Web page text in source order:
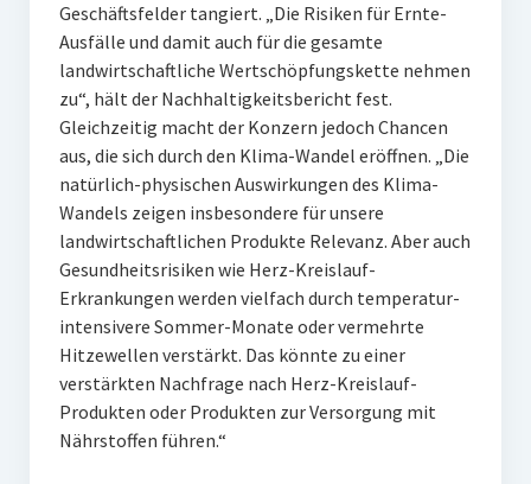
Geschäftsfelder tangiert. „Die Risiken für Ernte-
Ausfälle und damit auch für die gesamte
landwirtschaftliche Wertschöpfungskette nehmen
zu“, hält der Nachhaltigkeitsbericht fest.
Gleichzeitig macht der Konzern jedoch Chancen
aus, die sich durch den Klima-Wandel eröffnen. „Die
natürlich-physischen Auswirkungen des Klima-
Wandels zeigen insbesondere für unsere
landwirtschaftlichen Produkte Relevanz. Aber auch
Gesundheitsrisiken wie Herz-Kreislauf-
Erkrankungen werden vielfach durch temperatur-
intensivere Sommer-Monate oder vermehrte
Hitzewellen verstärkt. Das könnte zu einer
verstärkten Nachfrage nach Herz-Kreislauf-
Produkten oder Produkten zur Versorgung mit
Nährstoffen führen.“